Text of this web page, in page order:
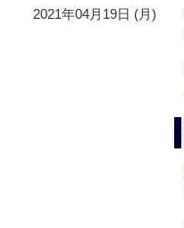
2021年04月19日 (月)